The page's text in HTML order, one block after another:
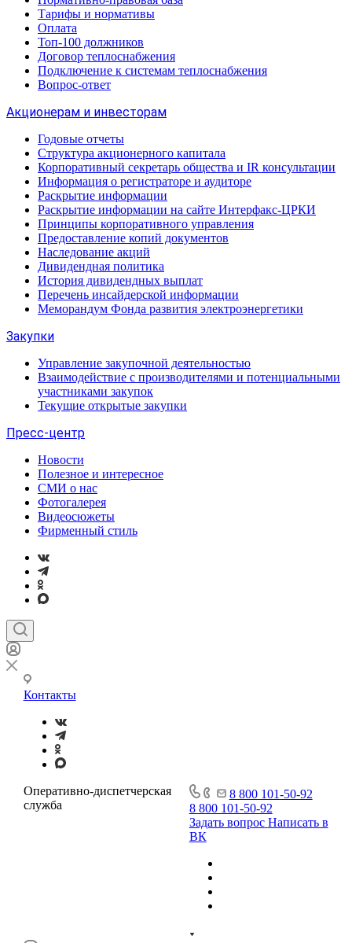
Тарифы и нормативы
Оплата
Топ-100 должников
Договор теплоснабжения
Подключение к системам теплоснабжения
Вопрос-ответ
Акционерам и инвесторам
Годовые отчеты
Структура акционерного капитала
Корпоративный секретарь общества и IR консультации
Информация о регистраторе и аудиторе
Раскрытие информации
Раскрытие информации на сайте Интерфакс-ЦРКИ
Принципы корпоративного управления
Предоставление копий документов
Наследование акций
Дивидендная политика
История дивидендных выплат
Перечень инсайдерской информации
Меморандум Фонда развития электроэнергетики
Закупки
Управление закупочной деятельностью
Взаимодействие с производителями и потенциальными
участниками закупок
Текущие открытые закупки
Пресс-центр
Новости
Полезное и интересное
СМИ о нас
Фотогалерея
Видеосюжеты
Фирменный стиль
Контакты
Оперативно-диспетчерская
служба
8 800 101-50-92
8 800 101-50-92
Задать вопрос Написать в
ВК